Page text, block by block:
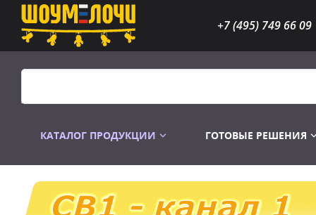
+7 (495) 749 66 09
КАТАЛОГ ПРОДУКЦИИ ГОТОВЫЕ РЕШЕНИЯ